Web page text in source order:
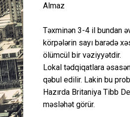
Almaz
Təxminən 3-4 il bundan
körpələrin sayı barədə
ölümcül bir vəziyyətdir.
Lokal tədqiqatlara
qəbul edilir. Lakin bu
Hazırda Britaniya Tibb
məsləhət görür.